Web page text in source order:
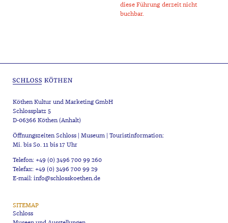
diese Führung derzeit nicht
buchbar.
Köthen Kultur und Marketing GmbH
Schlossplatz 5
D-06366 Köthen (Anhalt)
Öffnungszeiten Schloss | Museum | Touristinformation:
Mi. bis So. 11 bis 17 Uhr
Telefon: +49 (0) 3496 700 99 260
Telefax: +49 (0) 3496 700 99 29
E-mail: info@schlosskoethen.de
SITEMAP
Schloss